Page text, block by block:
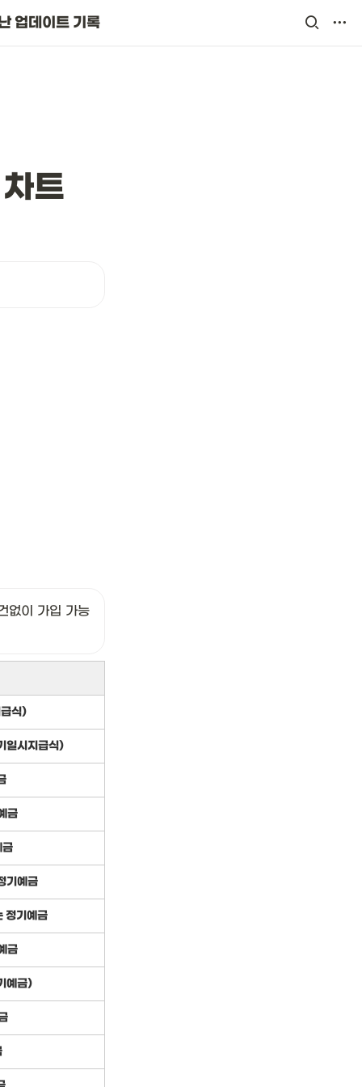
업데이트 기록
트
없이 가입 가능
식)
일시지급식)
금
기예금
정기예금
금
예금)